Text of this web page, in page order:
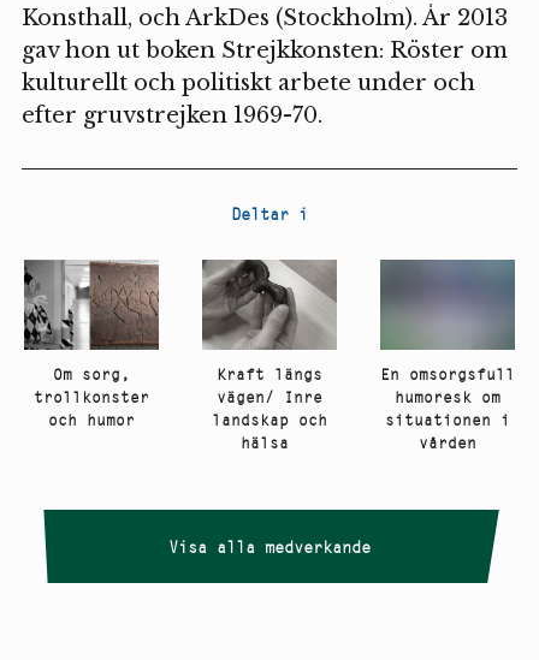
Konsthall, och ArkDes (Stockholm). År 2013
gav hon ut boken Strejkkonsten: Röster om
kulturellt och politiskt arbete under och
efter gruvstrejken 1969-70.
Deltar i
Om sorg,
trollkonster
och humor
Kraft längs
vägen/ Inre
landskap och
hälsa
En omsorgsfull
humoresk om
situationen i
vården
Visa alla medverkande